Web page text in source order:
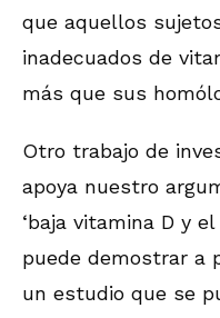
que aquellos
inadecuados de
más que sus
Otro trabajo de
apoya nuestro
‘baja vitamina D y
puede demostrar a
un estudio que se